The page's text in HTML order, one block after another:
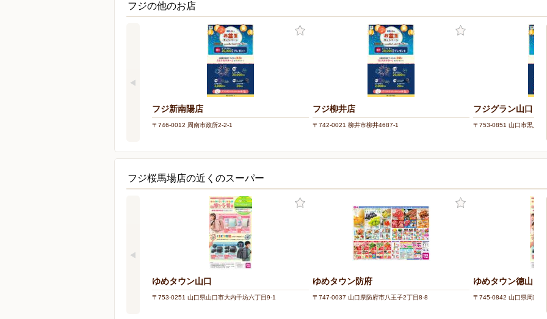
フジの他のお店
フジ新南陽店
〒746-0012 周南市政所2-2-1
フジ柳井店
〒742-0021 柳井市柳井4687-1
フジグラン山口
〒753-0851 山口市黒川
フジ桜馬場店の近くのスーパー
ゆめタウン山口
〒753-0251 山口県山口市大内千坊六丁目9-1
ゆめタウン防府
〒747-0037 山口県防府市八王子2丁目8-8
ゆめタウン徳山
〒745-0842 山口県周南市